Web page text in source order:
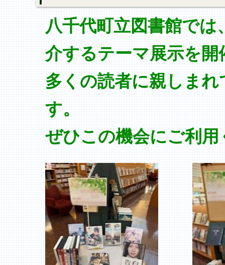
八千代町立図書館で
介するテーマ展示を
多くの読者に親しま
す。
ぜひこの機会にご利用